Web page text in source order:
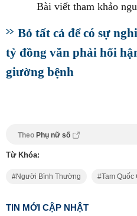
Bài viết tham khảo
Bỏ tất cả để có sự
tỷ đồng vẫn phải hối
giường bệnh
Theo Phụ nữ số
Từ Khóa:
Người Bình Thường Tam Quốc
TIN MỚI CẬP NHẬT